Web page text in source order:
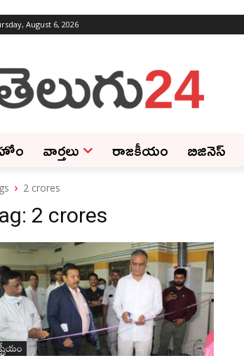
August 6, 2026
వార్తలు రాజకీయం బిజినెస్‌
2 crores
2 crores